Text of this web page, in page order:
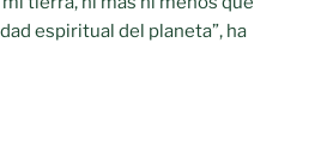
espiritual del planeta”, ha